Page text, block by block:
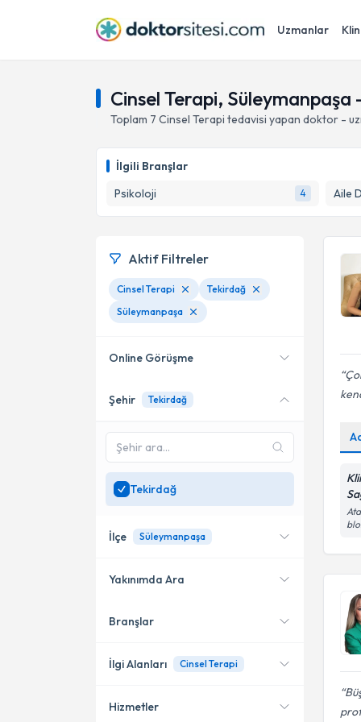
Uzmanlar
Cinsel Terapi, Süleymanpaşa
Toplam 7 Cinsel Terapi tedavisi yapan doktor -
İlgili Branşlar
Psikoloji
4 Aile
Aktif Filtreler
Cinsel Terapi
Tekirdağ
Süleymanpaşa
Online Görüşme
Online danışmanlık sunan
SadeceTekirdağ
bölgesinde uzman ara
Şehir Tekirdağ
Tekirdağ
İlçe Süleymanpaşa
Süleymanpaşa
Çorlu
Yakınımda Ara
Konumuma yakın uzmanları
Branşlar
Psikoloji
İlgi Alanları Cinsel Terapi
Hizmetler